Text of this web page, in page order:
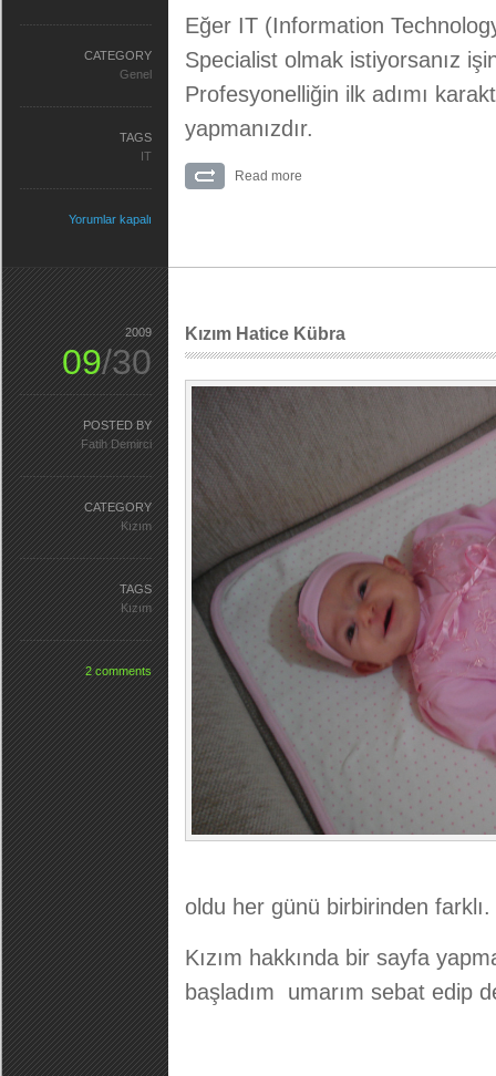
Eğer IT (Information
Specialist olmak istiyorsanız
Profesyonelliğin ilk adımı
yapmanızdır.
Read more
CATEGORY
Genel
TAGS
IT
Yorumlar kapalı
Kızım Hatice Kübra
oldu her günü birbirinden farklı.
Kızım hakkında bir sayfa
başladım umarım sebat edip
2009
09/30
POSTED BY
Fatih Demirci
CATEGORY
Kızım
TAGS
Kızım
2 comments